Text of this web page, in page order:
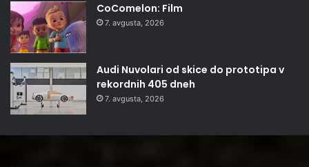
CoComelon: Film
7. avgusta, 2026
Audi Nuvolari od skice do prototipa v
rekordnih 405 dneh
7. avgusta, 2026